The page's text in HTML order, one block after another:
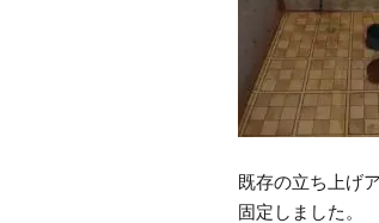
既存の立ち上げ
固定しました。